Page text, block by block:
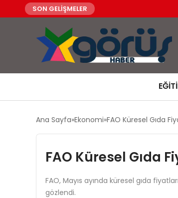
SON GELİŞMELER
Ana Sayfa Ekonomi FAO Küresel Gıda
FAO Küresel Gıda
FAO, Mayıs ayında küresel gıda
gözlendi.